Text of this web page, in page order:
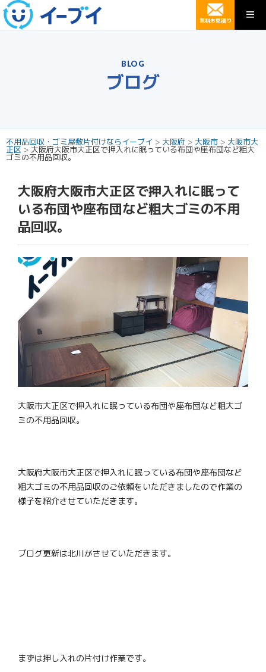
無料お見積り
BLOG
ブログ
不用品回収・ゴミ屋敷片付けならイーブイ > 大阪府 > 大阪市 > 大阪市大
正区 > 大阪府大阪市大正区で押入れに眠っている布団や座布団など粗大
ゴミの不用品回収。
大阪府大阪市大正区で押入れに眠って
いる布団や座布団など粗大ゴミの不用
品回収。
大阪市大正区で押入れに眠っている布団や座布団など粗大ゴ
ミの不用品回収。
大阪府大阪市大正区で押入れに眠っている布団や座布団など
粗大ゴミの不用品回収のご依頼をいただきましたので作業の
様子を紹介させていただきます。
ブログ更新は北川がさせていただきます。
まずは押し入れの片付け作業です。